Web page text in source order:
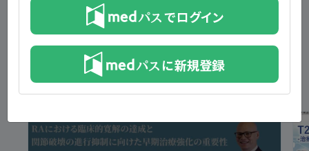
まとめ【07:31】
新着コンテンツ